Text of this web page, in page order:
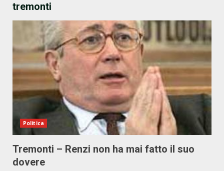
tremonti
Politica
Tremonti – Renzi non ha mai fatto il suo
dovere